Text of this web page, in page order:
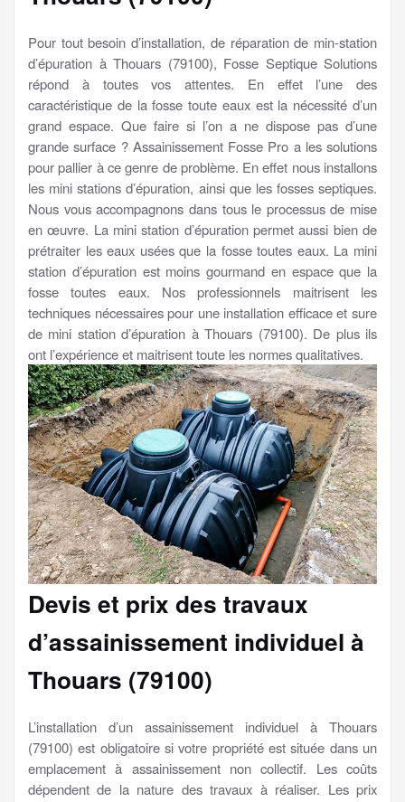
Pour tout besoin d’installation, de réparation de min-station
d’épuration à Thouars (79100), Fosse Septique Solutions
répond à toutes vos attentes. En effet l’une des
caractéristique de la fosse toute eaux est la nécessité d’un
grand espace. Que faire si l’on a ne dispose pas d’une
grande surface ? Assainissement Fosse Pro a les solutions
pour pallier à ce genre de problème. En effet nous installons
les mini stations d’épuration, ainsi que les fosses septiques.
Nous vous accompagnons dans tous le processus de mise
en œuvre. La mini station d’épuration permet aussi bien de
prétraiter les eaux usées que la fosse toutes eaux. La mini
station d’épuration est moins gourmand en espace que la
fosse toutes eaux. Nos professionnels maitrisent les
techniques nécessaires pour une installation efficace et sure
de mini station d’épuration à Thouars (79100). De plus ils
ont l’expérience et maitrisent toute les normes qualitatives.
Devis et prix des travaux
d’assainissement individuel à
Thouars (79100)
L’installation d’un assainissement individuel à Thouars
(79100) est obligatoire si votre propriété est située dans un
emplacement à assainissement non collectif. Les coûts
dépendent de la nature des travaux à réaliser. Les prix